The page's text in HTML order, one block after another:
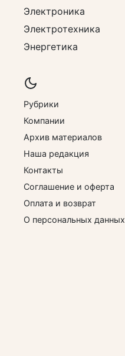
Электроника
Электротехника
Энергетика
Рубрики
Компании
Архив материалов
Наша редакция
Контакты
Соглашение и оферта
Оплата и возврат
О персональных данных